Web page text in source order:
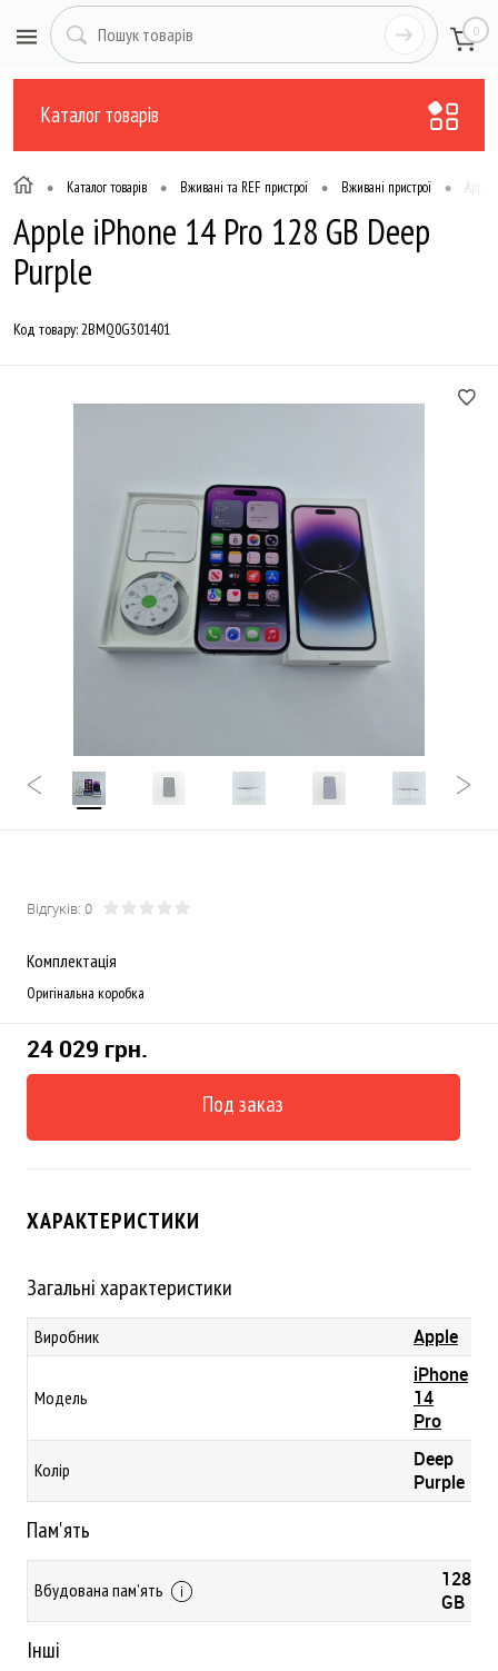
0
Каталог товарів
• Каталог товарів • Вживані та REF пристрої • Вживані пристрої • Apple
Apple iPhone 14 Pro 128 GB Deep
Purple
Код товару:2BMQ0G301401
Відгуків: 0
Комплектація
Оригінальна коробка
24 029 грн.
Под заказ
ХАРАКТЕРИСТИКИ
Загальні характеристики
Виробник Apple
Модель
iPhone
14
Pro
Колір
Deep
Purple
Пам'ять
Вбудована пам'ять
128
GB
Інші